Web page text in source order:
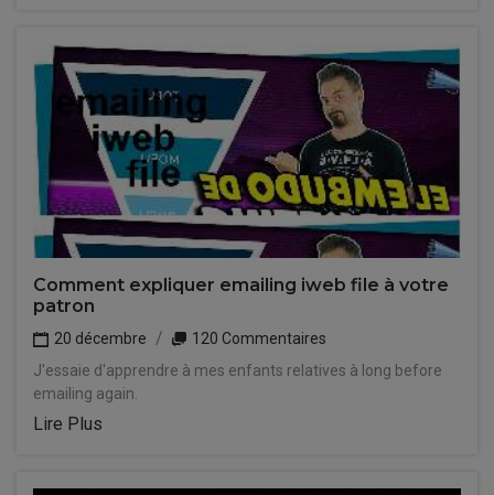
Comment expliquer emailing iweb file à votre
patron
20 décembre
120 Commentaires
J'essaie d'apprendre à mes enfants relatives à long before
emailing again.
Lire Plus